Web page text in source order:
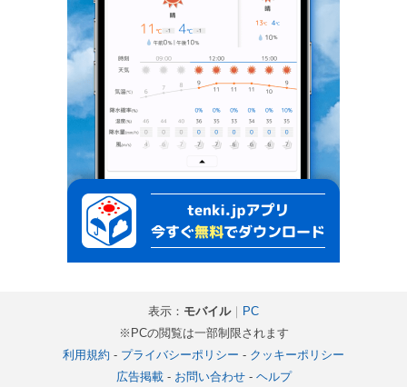
表示： モバイル｜ PC
※PCの閲覧は一部制限されます
利用規約 - プライバシーポリシー - クッキーポリシー
広告掲載- お問い合わせ- ヘルプ